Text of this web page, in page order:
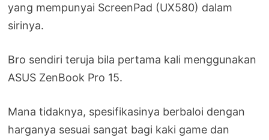
yang mempunyai ScreenPad (UX580) dalam
sirinya.
Bro sendiri teruja bila pertama kali menggunakan
ASUS ZenBook Pro 15.
Mana tidaknya, spesifikasinya berbaloi dengan
harganya sesuai sangat bagi kaki game dan